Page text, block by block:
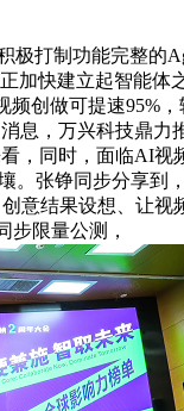
打制功能完整的
快建立起智能体
创做可提速95%
息，万兴科技鼎
，同时，面临AI
张铮同步分享到
意结果设想、让
步限量公测，